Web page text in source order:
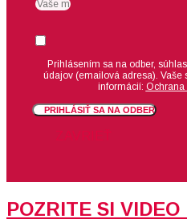
Prihlásením sa na odber,
údajov (emailová adresa). Vaše
informácií: Ochrana
PRIHLÁSIŤ SA NA ODBER
POZRITE SI